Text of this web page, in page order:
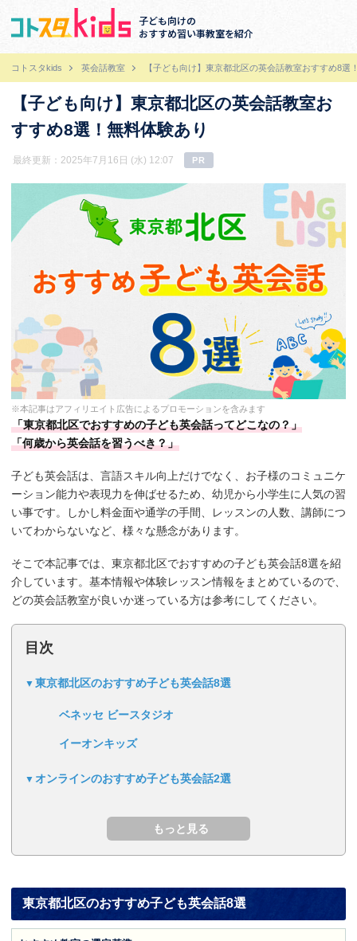
子ども向けの
おすすめ習い事教室を紹介
コトスタkids 英会話教室 【子ども向け】東京都北区の英会話教室おすすめ8選
【子ども向け】東京都北区の英会話教室お
すすめ8選！無料体験あり
最終更新：2025年7月16日 (水) 12:07 PR
※本記事はアフィリエイト広告によるプロモーションを含みます
「東京都北区でおすすめの子ども英会話ってどこなの？」
「何歳から英会話を習うべき？」
子ども英会話は、言語スキル向上だけでなく、お子様のコミュニケ
ーション能力や表現力を伸ばせるため、幼児から小学生に人気の習
い事です。しかし料金面や通学の手間、レッスンの人数、講師につ
いてわからないなど、様々な懸念があります。
そこで本記事では、東京都北区でおすすめの子ども英会話8選を紹
介しています。基本情報や体験レッスン情報をまとめているので、
どの英会話教室が良いか迷っている方は参考にしてください。
目次
東京都北区のおすすめ子ども英会話8選
ベネッセ ビースタジオ
イーオンキッズ
オンラインのおすすめ子ども英会話2選
東京都北区のおすすめ子ども英会話8選